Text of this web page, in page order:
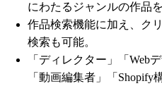
にわたるジャンルの作品を
作品検索機能に加え、ク
検索も可能。
「ディレクター」「Web
「動画編集者」「